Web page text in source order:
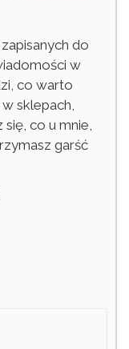
w
co warto
sklepach,
co u mnie,
garść